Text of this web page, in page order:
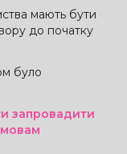
мають бути
до початку
було
запровадити